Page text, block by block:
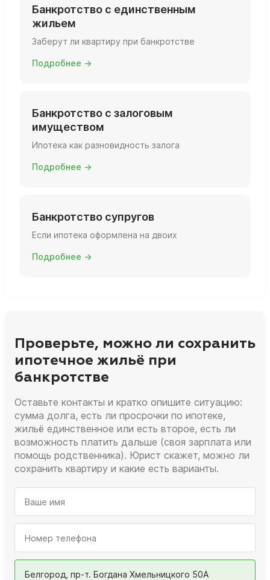
Банкротство с единственным
жильем
Заберут ли квартиру при банкротстве
Подробнее →
Банкротство с залоговым
имуществом
Ипотека как разновидность залога
Подробнее →
Банкротство супругов
Если ипотека оформлена на двоих
Подробнее →
Проверьте, можно ли сохранить
ипотечное жильё при
банкротстве
Оставьте контакты и кратко опишите ситуацию:
сумма долга, есть ли просрочки по ипотеке,
жильё единственное или есть второе, есть ли
возможность платить дальше (своя зарплата или
помощь родственника). Юрист скажет, можно ли
сохранить квартиру и какие есть варианты.
Белгород, пр-т. Богдана Хмельницкого 50А